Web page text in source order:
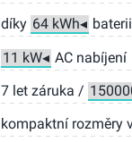
díky
AC nabíjení
7 let záruka /
kompaktní rozměry